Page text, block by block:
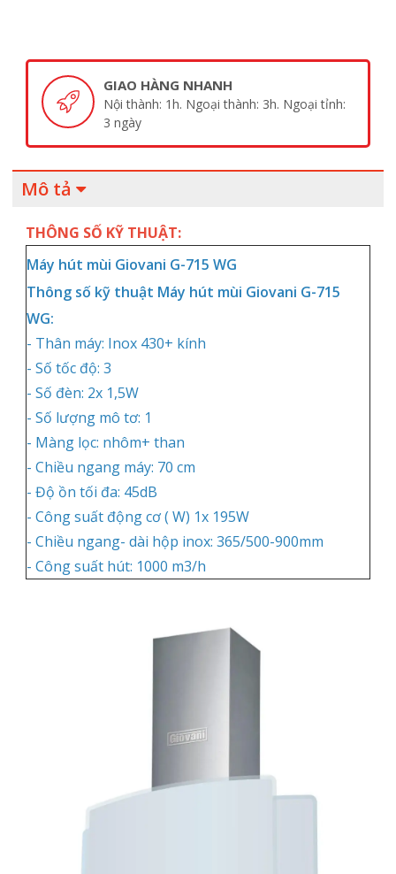
GIAO HÀNG NHANH
Nội thành: 1h. Ngoại thành: 3h. Ngoại tỉnh:
3 ngày
Mô tả
THÔNG SỐ KỸ THUẬT:
Máy hút mùi Giovani G-715 WG
Thông số kỹ thuật Máy hút mùi Giovani G-715
WG:
- Thân máy: Inox 430+ kính
- Số tốc độ: 3
- Số đèn: 2x 1,5W
- Số lượng mô tơ: 1
- Màng lọc: nhôm+ than
- Chiều ngang máy: 70 cm
- Độ ồn tối đa: 45dB
- Công suất động cơ ( W) 1x 195W
- Chiều ngang- dài hộp inox: 365/500-900mm
- Công suất hút: 1000 m3/h